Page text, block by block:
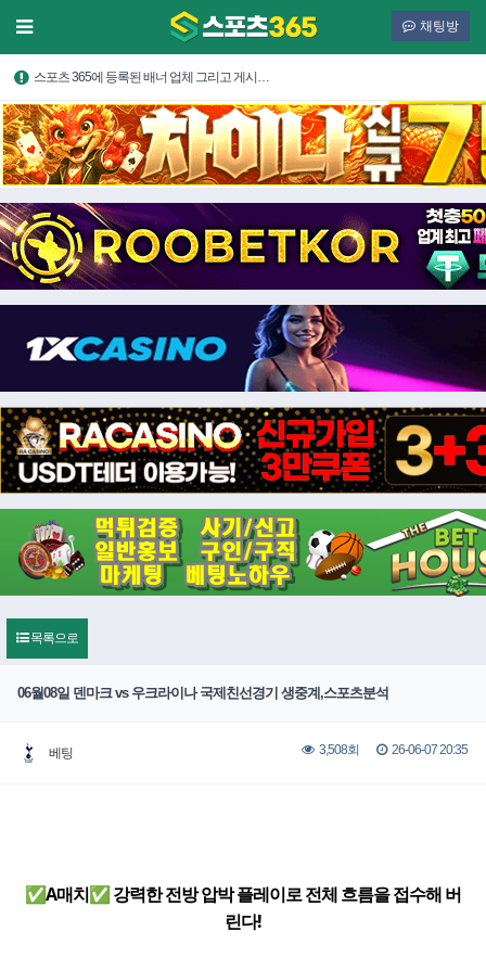
채팅방
스포츠 365에 등록된 배너 업체 그리고 게시…
목록으로
06월08일 덴마크 vs 우크라이나 국제친선경기 생중계,스포츠분석
베팅 3,508회 26-06-07 20:35
✅A매치✅ 강력한 전방 압박 플레이로 전체 흐름을 접수해 버
린다!